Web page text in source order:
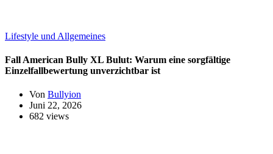
Lifestyle und Allgemeines
Fall American Bully XL Bulut: Warum eine sorgfältige
Einzelfallbewertung unverzichtbar ist
Von Bullyion
Juni 22, 2026
682 views